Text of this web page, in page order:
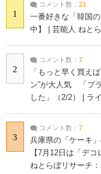
1
コメント数： 21
一番好きな「韓国
中】 | 芸能人 ねと
2
コメント数： 7
「もっと早く買え
ン”が大人気 「プ
した」（2/2） | ラ
3
コメント数： 7
兵庫県の「ケーキ
【7月12日は「デ
ねとらぼリサーチ